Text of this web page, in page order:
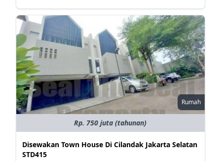
Rumah
Rp. 750 juta (tahunan)
Disewakan Town House Di Cilandak Jakarta Selatan
STD415